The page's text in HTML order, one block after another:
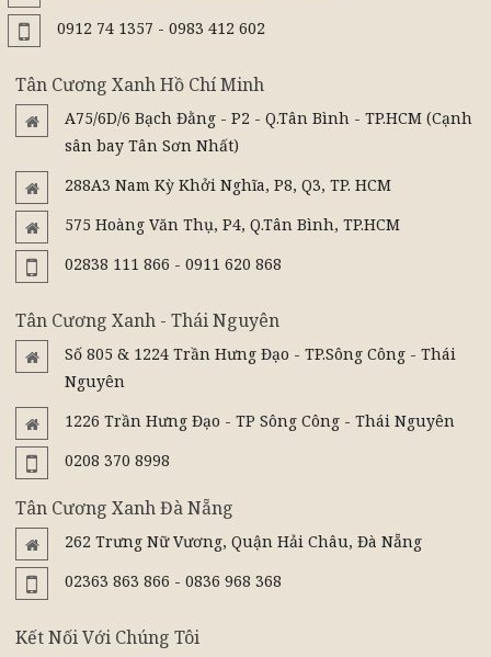
0912 74 1357 - 0983 412 602
Tân Cương Xanh Hồ Chí Minh
A75/6D/6 Bạch Đằng - P2 - Q.Tân Bình - TP.HCM (Cạnh
sân bay Tân Sơn Nhất)
288A3 Nam Kỳ Khởi Nghĩa, P8, Q3, TP. HCM
575 Hoàng Văn Thụ, P4, Q.Tân Bình, TP.HCM
02838 111 866 - 0911 620 868
Tân Cương Xanh - Thái Nguyên
Số 805 & 1224 Trần Hưng Đạo - TP.Sông Công - Thái
Nguyên
1226 Trần Hưng Đạo - TP Sông Công - Thái Nguyên
0208 370 8998
Tân Cương Xanh Đà Nẵng
262 Trưng Nữ Vương, Quận Hải Châu, Đà Nẵng
02363 863 866 - 0836 968 368
Kết Nối Với Chúng Tôi